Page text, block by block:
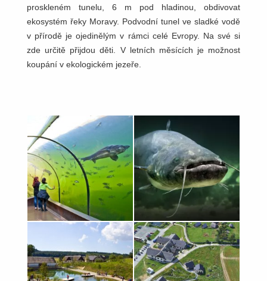
proskleném tunelu, 6 m pod hladinou, obdivovat
ekosystém řeky Moravy. Podvodní tunel ve sladké vodě
v přírodě je ojedinělým v rámci celé Evropy. Na své si
zde určitě přijdou děti. V letních měsících je možnost
koupání v ekologickém jezeře.